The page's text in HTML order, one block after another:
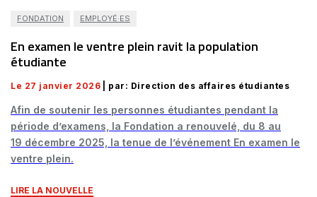
FONDATION EMPLOYÉ·ES
En examen le ventre plein ravit la population
étudiante
Le 27 janvier 2026 | par: Direction des affaires étudiantes
Afin de soutenir les personnes étudiantes pendant la
période d’examens, la Fondation a renouvelé, du 8 au
19 décembre 2025, la tenue de l’événement En examen le
ventre plein.
LIRE LA NOUVELLE